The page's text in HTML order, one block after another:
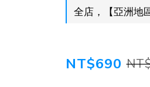
全店，【亞洲地
NT$690